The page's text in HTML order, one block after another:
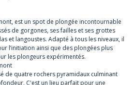
est un spot de plongée incontournable
de gorgones, ses failles et ses grottes
et langoustes. Adapté à tous les niveaux, il
l’initiation ainsi que des plongées plus
les plongeurs expérimentés.
de quatre rochers pyramidaux culminant
C'est un lieu parfait pour une